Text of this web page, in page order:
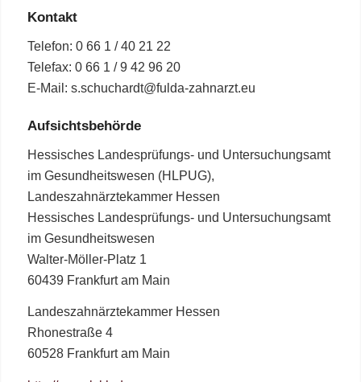
Kontakt
Telefon: 0 66 1 / 40 21 22
Telefax: 0 66 1 / 9 42 96 20
E-Mail: s.schuchardt@fulda-zahnarzt.eu
Aufsichtsbehörde
Hessisches Landesprüfungs- und Untersuchungsamt
im Gesundheitswesen (HLPUG),
Landeszahnärztekammer Hessen
Hessisches Landesprüfungs- und Untersuchungsamt
im Gesundheitswesen
Walter-Möller-Platz 1
60439 Frankfurt am Main
Landeszahnärztekammer Hessen
Rhonestraße 4
60528 Frankfurt am Main